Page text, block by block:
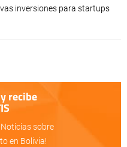
inversiones para startups
recibe
sobre
en Bolivia!